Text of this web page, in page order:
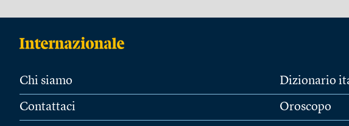
Chi siamo
Contattaci
Dizionario
Oroscopo